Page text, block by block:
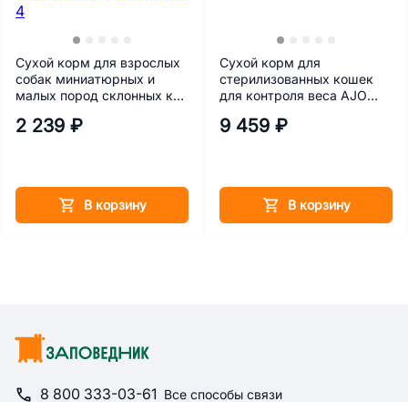
Сухой корм для взрослых
собак миниатюрных и
малых пород склонных к
HYPOALLERGENIC с
2 239 ₽
В корзину
Сухой корм для
стерилизованных кошек
для контроля веса AJO
9 459 ₽
В корзину
8 800 333-03-61 Все способы связи